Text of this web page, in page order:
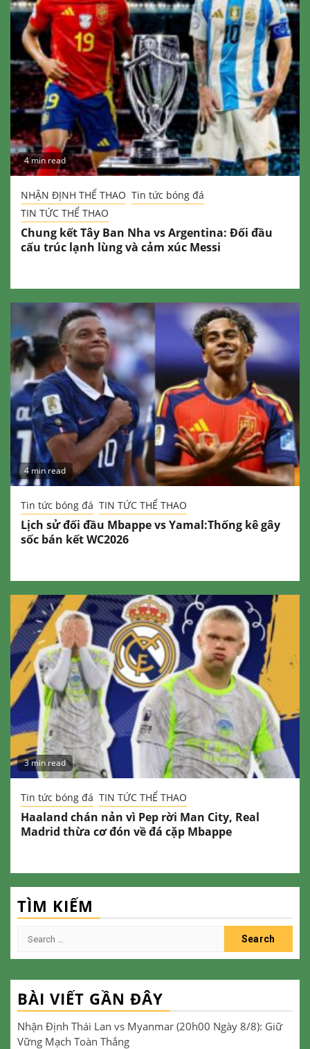
4 min read
NHẬN ĐỊNH THỂ THAO Tin tức bóng đá
TIN TỨC THỂ THAO
Chung kết Tây Ban Nha vs Argentina: Đối đầu
cấu trúc lạnh lùng và cảm xúc Messi
4 min read
Tin tức bóng đá TIN TỨC THỂ THAO
Lịch sử đối đầu Mbappe vs Yamal:Thống kê gây
sốc bán kết WC2026
3 min read
Tin tức bóng đá TIN TỨC THỂ THAO
Haaland chán nản vì Pep rời Man City, Real
Madrid thừa cơ đón về đá cặp Mbappe
TÌM KIẾM
Search
BÀI VIẾT GẦN ĐÂY
Nhận Định Thái Lan vs Myanmar (20h00 Ngày 8/8): Giữ
Vững Mạch Toàn Thắng